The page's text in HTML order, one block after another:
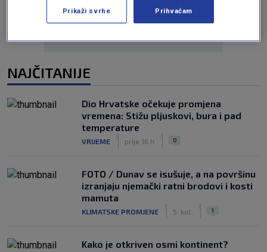
NAJČITANIJE
Dio Hrvatske očekuje promjena
vremena: Stižu pljuskovi, bura i pad
temperature
VRIJEME prije 16 h 0
FOTO / Dunav se isušuje, a na površinu
izranjaju njemački ratni brodovi i kosti
mamuta
KLIMATSKE PROMJENE 5. kol. 1
Kako je otkriven osmi kontinent?
Prikaži svrhe Prihvaćam